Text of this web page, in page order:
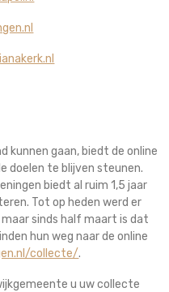
kunnen gaan, biedt de online
doelen te blijven steunen.
biedt al ruim 1,5 jaar
Tot op heden werd er
sinds half maart is dat
hun weg naar de online
collecte/.
u uw collecte